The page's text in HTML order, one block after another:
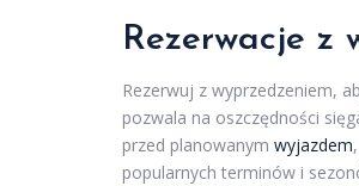
Rezerwacje z
Rezerwuj z wyprzedzeniem,
pozwala na oszczędności
przed planowanym wyjazdem
popularnych terminów i